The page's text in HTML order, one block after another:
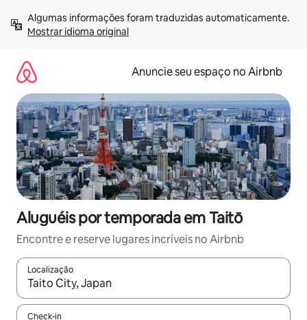
para
Mostrar idioma original
Anuncie seu espaço no Airbnb
Aluguéis por temporada em Taitō
Encontre e reserve lugares incríveis no Airbnb
Localização
Quando os resultados estiverem disponíveis, explore-os
Check-in